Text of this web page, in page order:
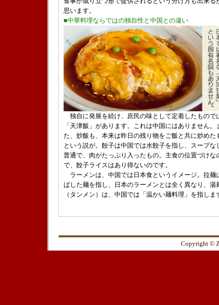
思います。
■中華料理ならではの独自性と中国との違い
独自に発展を続け、庶民の味として定着したもので
「天津飯」があります。これは中国にはありません。
た、炒飯も、本来は昨日の残り物をご飯と共に炒めた
という説が。餃子は中国では水餃子を指し、スープな
普通で、肉がたっぷり入ったもの。主食の位置づけな
で、餃子ライスはあり得ないのです。
ラーメンは、中国では日本食というイメージ。拉麺
ばした麺を指し、日本のラーメンとは全く異なり、湯
（タンメン）は、中国では「温かい麺料理」を指しま
Copyright ©